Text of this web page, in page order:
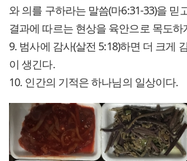
와 의를 구하라는 말씀(마6:31-33)을 믿
결과에 따르는 현상을 육안으로 목도하
9. 범사에 감사(살전 5:18)하면 더 크게
이 생긴다.
10. 인간의 기적은 하나님의 일상이다.